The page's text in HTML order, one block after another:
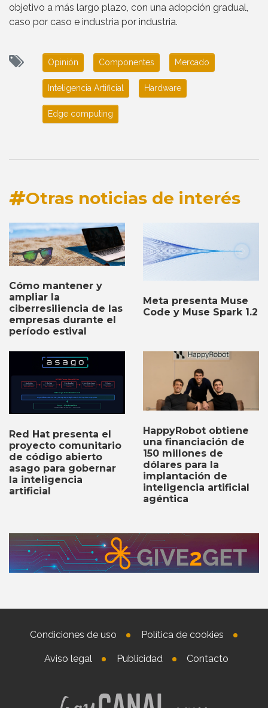
objetivo a más largo plazo, con una adopción gradual,
caso por caso e industria por industria.
Opinión Componentes Mercado
Inteligencia Artificial Hardware
Edge computing
Otras noticias de interés
Cómo mantener y
ampliar la
ciberresiliencia de las
empresas durante el
período estival
Meta presenta Muse
Code y Muse Spark 1.2
Red Hat presenta el
proyecto comunitario
de código abierto
asago para gobernar
la inteligencia
artificial
HappyRobot obtiene
una financiación de
150 millones de
dólares para la
implantación de
inteligencia artificial
agéntica
Condiciones de uso Política de cookies
Aviso legal Publicidad Contacto